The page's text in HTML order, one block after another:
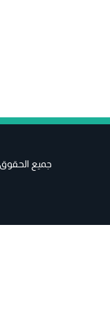
جميع الحقوق